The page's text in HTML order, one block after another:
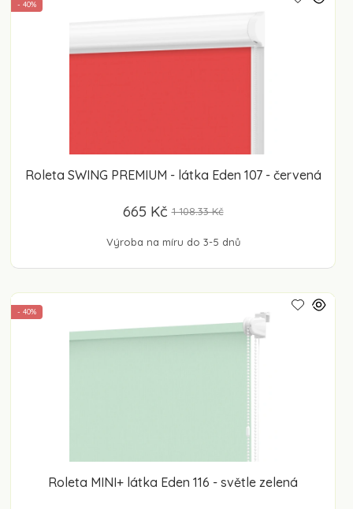
Roleta SWING PREMIUM - látka Eden 107 - červená
- 40%
Výroba na míru do 3-5 dnů
665 Kč 1 108.33 Kč
Roleta MINI+ látka Eden 116 - světle zelená
- 40%